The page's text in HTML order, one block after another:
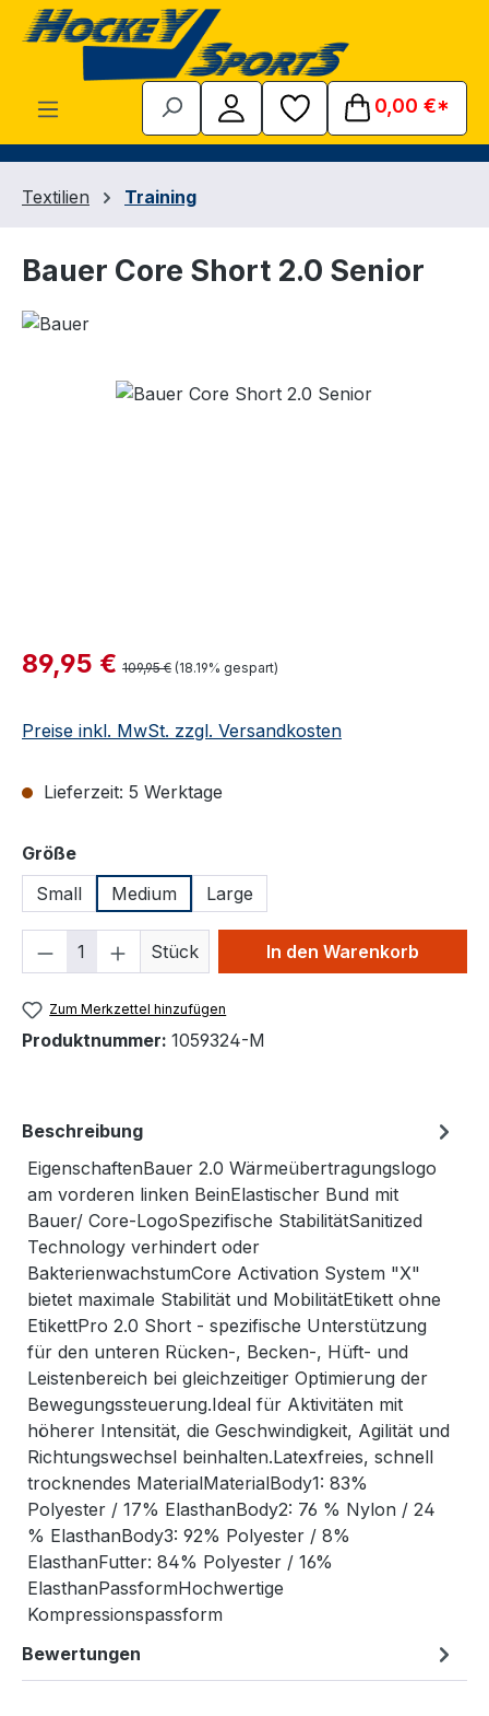
Zum Hauptinhalt springen
0,00 €*
Textilien Training
Bauer Core Short 2.0 Senior
Bildergalerie überspringen
Verkaufspreis:
89,95 € Regulärer Preis:
109,95 € (18.19% gespart)
Preise inkl. MwSt. zzgl. Versandkosten
Lieferzeit: 5 Werktage
Größeauswählen
Small
Medium Large
Produkt Anzahl: Gib den
Stück In den Warenkorb
Zum Merkzettel hinzufügen
Produktnummer: 1059324-M
Beschreibung
EigenschaftenBauer 2.0 Wärmeübertragungslogo
am vorderen linken BeinElastischer Bund mit
Bauer/ Core-LogoSpezifische StabilitätSanitized
Technology verhindert oder
BakterienwachstumCore Activation System "X"
bietet maximale Stabilität und MobilitätEtikett ohne
EtikettPro 2.0 Short - spezifische Unterstützung
für den unteren Rücken-, Becken-, Hüft- und
Leistenbereich bei gleichzeitiger Optimierung der
Bewegungssteuerung.Ideal für Aktivitäten mit
höherer Intensität, die Geschwindigkeit, Agilität und
Richtungswechsel beinhalten.Latexfreies, schnell
trocknendes MaterialMaterialBody1: 83%
Polyester / 17% ElasthanBody2: 76 % Nylon / 24
% ElasthanBody3: 92% Polyester / 8%
ElasthanFutter: 84% Polyester / 16%
ElasthanPassformHochwertige
Kompressionspassform
Bewertungen